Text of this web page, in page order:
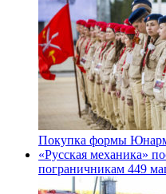
Покупка формы
«Русская механика»
пограничникам 449